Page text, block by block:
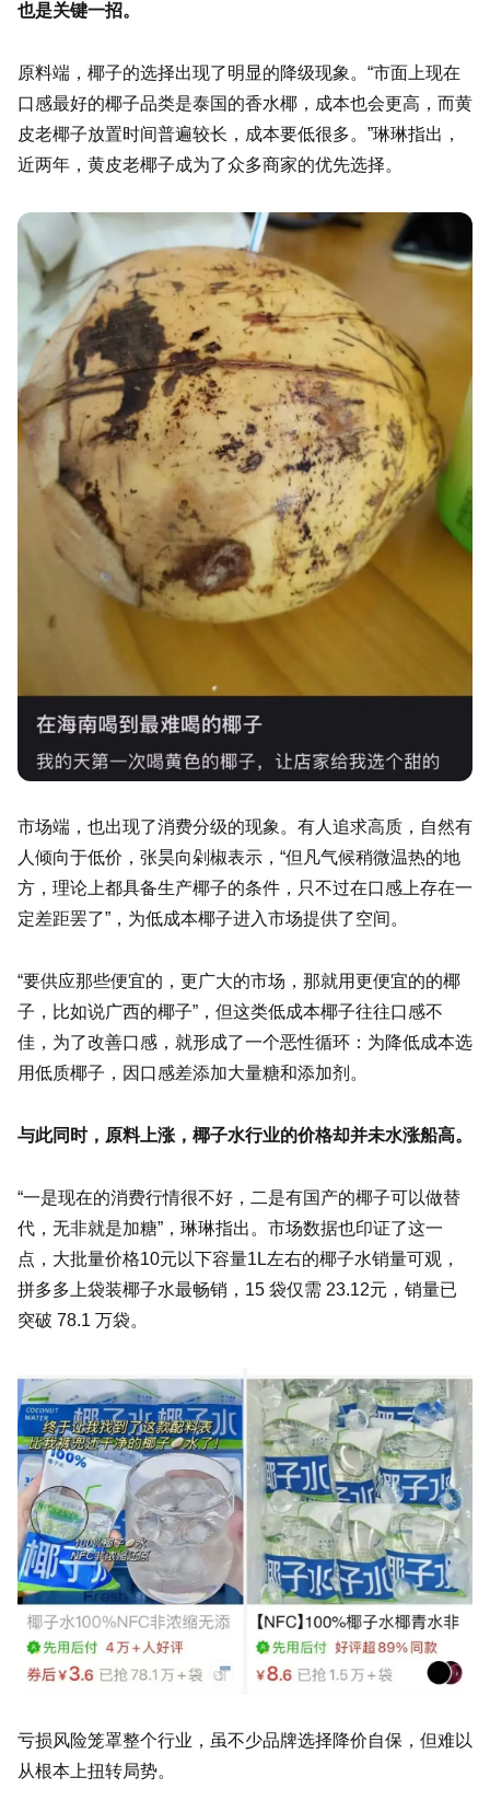
也是关键一招。
原料端，椰子的选择出现了明显的降级现象。“市面上现在
口感最好的椰子品类是泰国的香水椰，成本也会更高，而黄
皮老椰子放置时间普遍较长，成本要低很多。”琳琳指出，
近两年，黄皮老椰子成为了众多商家的优先选择。
市场端，也出现了消费分级的现象。有人追求高质，自然有
人倾向于低价，张昊向剁椒表示，“但凡气候稍微温热的地
方，理论上都具备生产椰子的条件，只不过在口感上存在一
定差距罢了”，为低成本椰子进入市场提供了空间。
“要供应那些便宜的，更广大的市场，那就用更便宜的的椰
子，比如说广西的椰子”，但这类低成本椰子往往口感不
佳，为了改善口感，就形成了一个恶性循环：为降低成本选
用低质椰子，因口感差添加大量糖和添加剂。
与此同时，原料上涨，椰子水行业的价格却并未水涨船高。
“一是现在的消费行情很不好，二是有国产的椰子可以做替
代，无非就是加糖”，琳琳指出。市场数据也印证了这一
点，大批量价格10元以下容量1L左右的椰子水销量可观，
拼多多上袋装椰子水最畅销，15 袋仅需 23.12元，销量已
突破 78.1 万袋。
亏损风险笼罩整个行业，虽不少品牌选择降价自保，但难以
从根本上扭转局势。